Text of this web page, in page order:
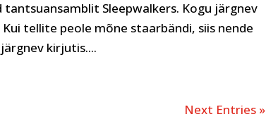
Sleepwalkers. Kogu järgnev
tellite peole mõne staarbändi, siis nende
kirjutis....
Next Entries »